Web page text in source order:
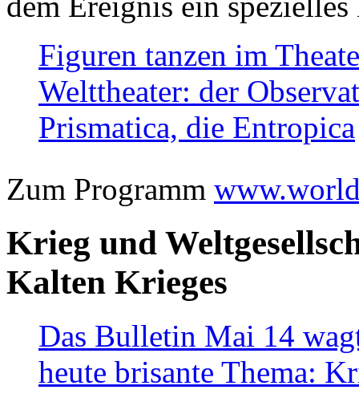
Figuren tanzen im
Welttheater: der
Prismatica, die Entropica
Zum Programm
Krieg und
Kalten Krieges
Das Bulletin Mai 14
heute brisante Thema: